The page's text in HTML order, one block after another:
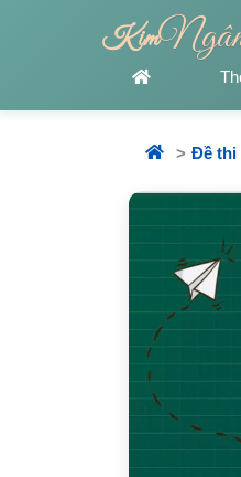
Kim
Đề thi